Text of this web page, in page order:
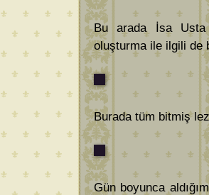
Bu arada İsa Usta
oluşturma ile ilgili de
Burada tüm bitmiş
Gün boyunca